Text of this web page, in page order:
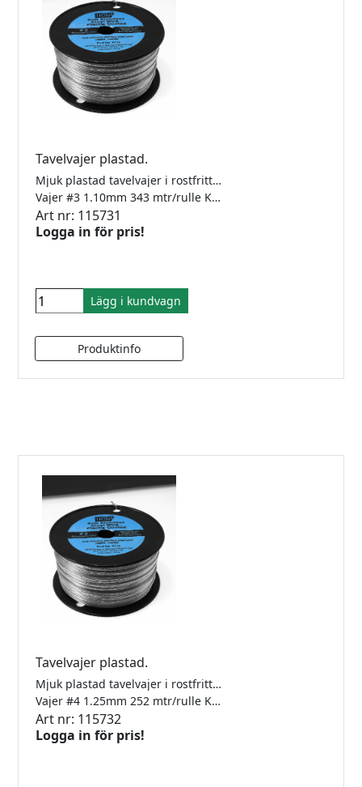
Tavelvajer plastad.
Mjuk plastad tavelvajer i rostfritt stål. För att knytas.
Vajer #3 1.10mm 343 mtr/rulle Klarar 10kg
Art nr: 115731
Logga in för pris!
Lägg i kundvagn
Tavelvajer plastad.
Mjuk plastad tavelvajer i rostfritt stål. För att knytas.
Vajer #4 1.25mm 252 mtr/rulle Klarar 14kg
Art nr: 115732
Logga in för pris!